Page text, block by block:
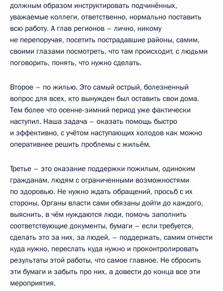
должным образом инструктировать подчинённых,
уважаемые коллеги, ответственно, нормально поставить
всю работу. А глав регионов – лично, никому
не перепоручая, посетить пострадавшие районы, самим,
своими глазами посмотреть, что там происходит, с людьми
поговорить, понять, что нужно сделать.
Второе – по жилью. Это самый острый, болезненный
вопрос для всех, кто вынужден был оставить свои дома.
Тем более что осенне-зимний период уже фактически
наступил. Наша задача – оказать помощь быстро
и эффективно, с учётом наступающих холодов как можно
оперативнее решить проблемы с жильём.
Третье – это оказание поддержки пожилым, одиноким
гражданам, людям с ограниченными возможностями
по здоровью. Не нужно ждать обращений, просьб с их
стороны. Органы власти сами обязаны дойти до каждого,
выяснить, в чём нуждаются люди, помочь заполнить
соответствующие документы, бумаги – если требуется,
сделать это за них, за людей, – поддержать, самим отнести
куда нужно, переслать куда нужно и проконтролировать
результаты этой работы, что самое главное. Не сбросить
эти бумаги и забыть про них, а довести до конца все эти
мероприятия.